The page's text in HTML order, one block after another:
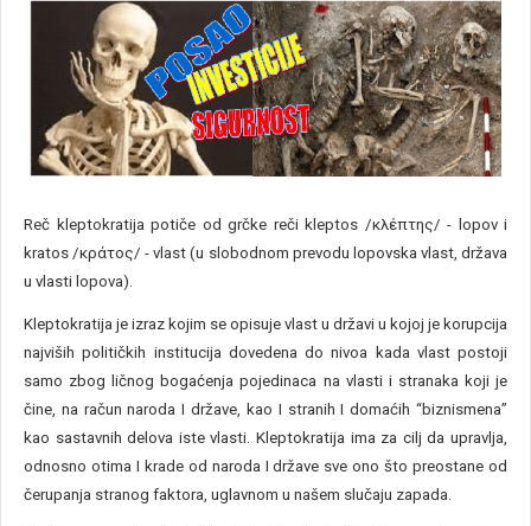
Reč kleptokratija potiče od grčke reči kleptos /κλέπτης/ - lopov i
kratos /κράτος/ - vlast (u slobodnom prevodu lopovska vlast, država
u vlasti lopova).
Kleptokratija je izraz kojim se opisuje vlast u državi u kojoj je korupcija
najviših političkih institucija dovedena do nivoa kada vlast postoji
samo zbog ličnog bogaćenja pojedinaca na vlasti i stranaka koji je
čine, na račun naroda I države, kao I stranih I domaćih “biznismena”
kao sastavnih delova iste vlasti. Kleptokratija ima za cilj da upravlja,
odnosno otima I krade od naroda I države sve ono što preostane od
čerupanja stranog faktora, uglavnom u našem slučaju zapada.